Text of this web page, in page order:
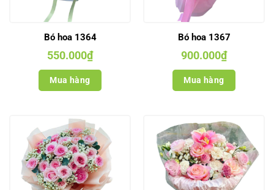
Bó hoa 1364
550.000₫
Mua hàng
Bó hoa 1367
900.000₫
Mua hàng